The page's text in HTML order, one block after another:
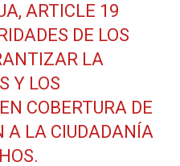
ARTICLE 19
DE LOS
LA
Y LOS
COBERTURA DE
A LA CIUDADANÍA